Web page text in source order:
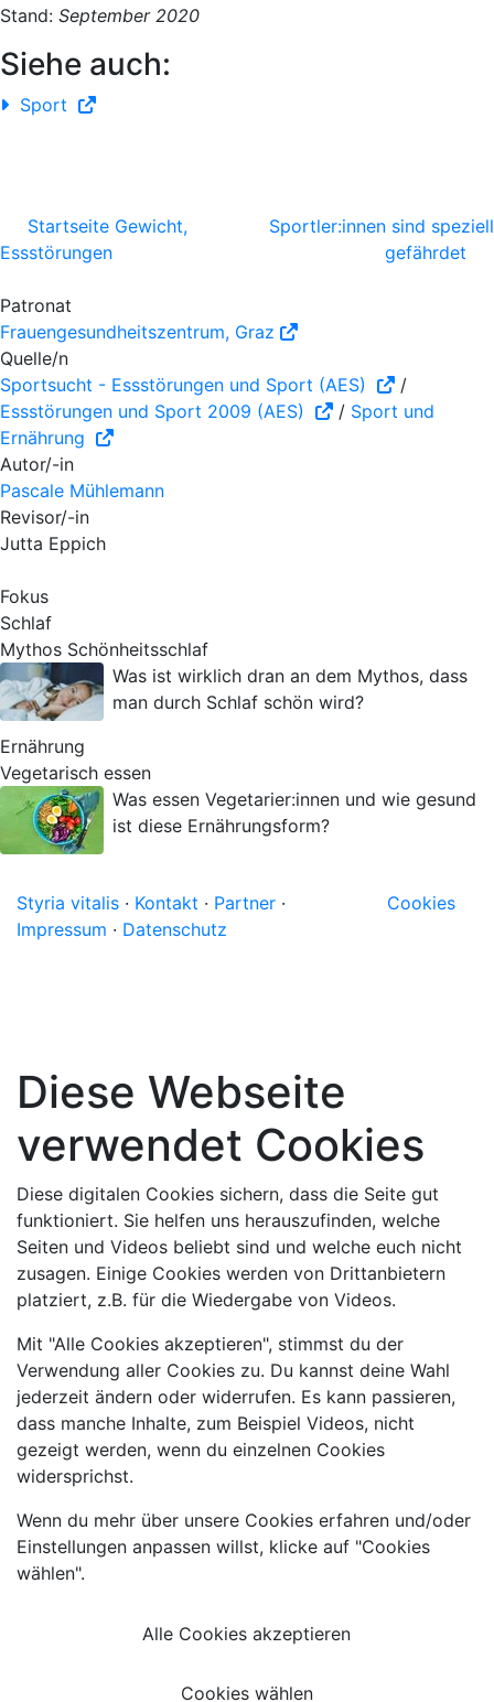
Stand: September 2020
Siehe auch:
Sport
Startseite Gewicht,
Essstörungen
Sportler:innen sind speziell
gefährdet
Patronat
Frauengesundheitszentrum, Graz
Quelle/n
Sportsucht - Essstörungen und Sport (AES)
/
Essstörungen und Sport 2009 (AES)
/ Sport und
Ernährung
Autor/-in
Pascale Mühlemann
Revisor/-in
Jutta Eppich
Fokus
Schlaf
Mythos Schönheitsschlaf
Was ist wirklich dran an dem Mythos, dass
man durch Schlaf schön wird?
Ernährung
Vegetarisch essen
Was essen Vegetarier:innen und wie gesund
ist diese Ernährungsform?
Styria vitalis · Kontakt · Partner ·
Impressum · Datenschutz
Cookies
Diese Webseite
verwendet Cookies
Diese digitalen Cookies sichern, dass die Seite gut
funktioniert. Sie helfen uns herauszufinden, welche
Seiten und Videos beliebt sind und welche euch nicht
zusagen. Einige Cookies werden von Drittanbietern
platziert, z.B. für die Wiedergabe von Videos.
Mit "Alle Cookies akzeptieren", stimmst du der
Verwendung aller Cookies zu. Du kannst deine Wahl
jederzeit ändern oder widerrufen. Es kann passieren,
dass manche Inhalte, zum Beispiel Videos, nicht
gezeigt werden, wenn du einzelnen Cookies
widersprichst.
Wenn du mehr über unsere Cookies erfahren und/oder
Einstellungen anpassen willst, klicke auf "Cookies
wählen".
Alle Cookies akzeptieren
Cookies wählen